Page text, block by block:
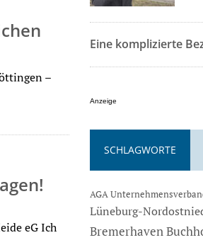
–
eG Ich
Eine komplizierte
Anzeige
SCHLAGWORTE
AGA
Lüneburg-
Bremerhaven